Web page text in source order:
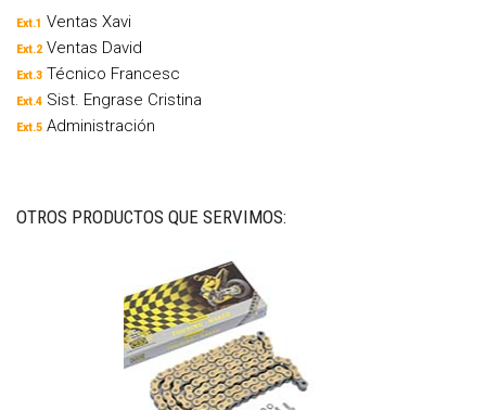
Ext.1 Ventas Xavi
Ext.2 Ventas David
Ext.3 Técnico Francesc
Ext.4 Sist. Engrase Cristina
Ext.5 Administración
OTROS PRODUCTOS QUE SERVIMOS: